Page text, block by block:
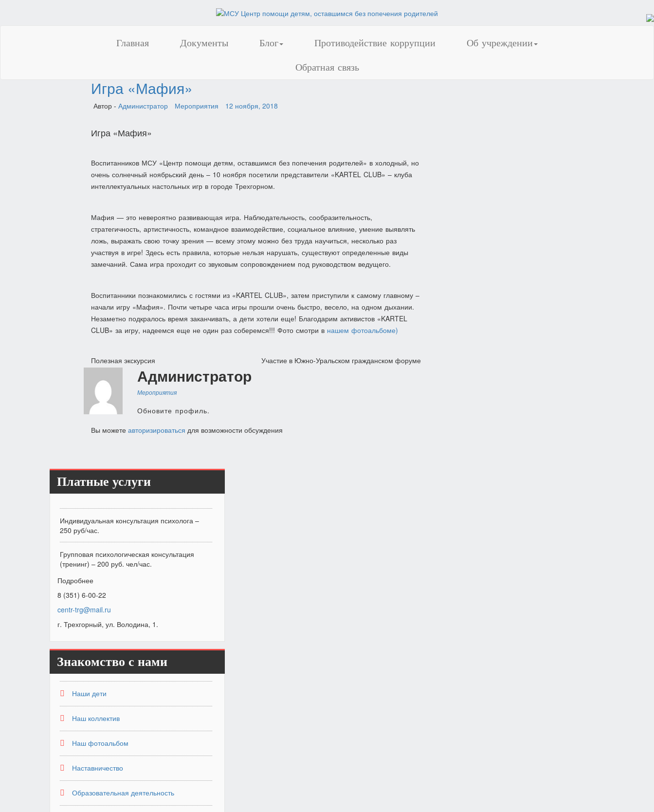
Главная Документы Блог Противодействие коррупции Об учреждении
Обратная связь
Игра «Мафия»
Автор - Администратор Мероприятия 12 ноября, 2018
Игра «Мафия»
Воспитанников МСУ «Центр помощи детям, оставшимся без попечения родителей» в холодный, но
очень солнечный ноябрьский день – 10 ноября посетили представители «KARTEL CLUB» – клуба
интеллектуальных настольных игр в городе Трехгорном.
Мафия — это невероятно развивающая игра. Наблюдательность, сообразительность,
стратегичность, артистичность, командное взаимодействие, социальное влияние, умение выявлять
ложь, выражать свою точку зрения — всему этому можно без труда научиться, несколько раз
участвуя в игре! Здесь есть правила, которые нельзя нарушать, существуют определенные виды
замечаний. Сама игра проходит со звуковым сопровождением под руководством ведущего.
Воспитанники познакомились с гостями из «KARTEL CLUB», затем приступили к самому главному –
начали игру «Мафия». Почти четыре часа игры прошли очень быстро, весело, на одном дыхании.
Незаметно подкралось время заканчивать, а дети хотели еще! Благодарим активистов «KARTEL
CLUB» за игру, надеемся еще не один раз соберемся!!! Фото смотри в нашем фотоальбоме)
Навигация
по
записям
Полезная экскурсия Участие в Южно-Уральском гражданском форуме
Администратор
Мероприятия
Обновите профиль.
Вы можете авторизироваться для возможности обсуждения
Платные услуги
Индивидуальная консультация психолога –
250 руб/час.
Групповая психологическая консультация
(тренинг) – 200 руб. чел/час.
Подробнее
8 (351) 6-00-22
centr-trg@mail.ru
г. Трехгорный, ул. Володина, 1.
Знакомство с нами
Наши дети
Наш коллектив
Наш фотоальбом
Наставничество
Образовательная деятельность